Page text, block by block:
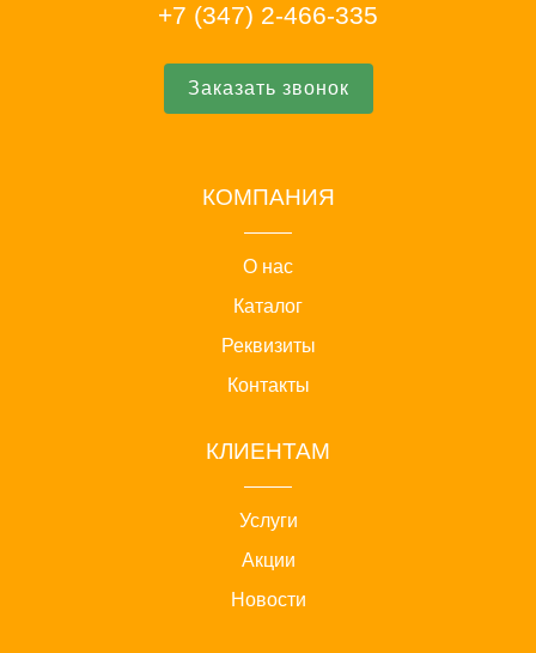
+7 (347) 2-466-335
Заказать звонок
КОМПАНИЯ
О нас
Каталог
Реквизиты
Контакты
КЛИЕНТАМ
Услуги
Акции
Новости